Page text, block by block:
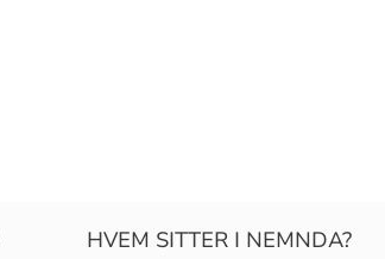
HVEM SITTER I NEMNDA?